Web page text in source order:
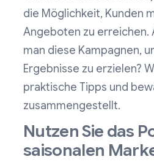
die Möglichkeit, Kunden
Angeboten zu
man diese Kampagnen,
Ergebnisse zu erzielen?
praktische Tipps und
zusammengestellt.
Nutzen Sie das
saisonalen